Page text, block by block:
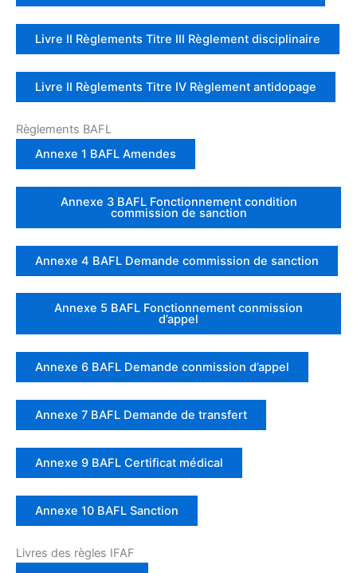
Livre II Règlements Titre III Règlement disciplinaire
Livre II Règlements Titre IV Règlement antidopage
Règlements BAFL
Annexe 1 BAFL Amendes
Annexe 3 BAFL Fonctionnement condition
commission de sanction
Annexe 4 BAFL Demande commission de sanction
Annexe 5 BAFL Fonctionnement conmission
d’appel
Annexe 6 BAFL Demande conmission d’appel
Annexe 7 BAFL Demande de transfert
Annexe 9 BAFL Certificat médical
Annexe 10 BAFL Sanction
Livres des règles IFAF